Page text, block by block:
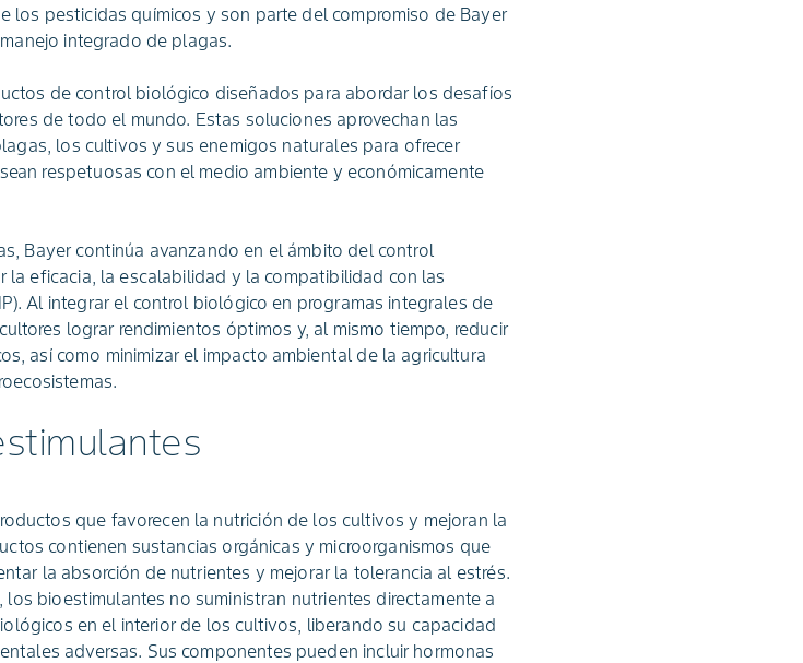
los pesticidas químicos y son parte del compromiso de Bayer
integrado de plagas.
de control biológico diseñados para abordar los desafíos
de todo el mundo. Estas soluciones aprovechan las
los cultivos y sus enemigos naturales para ofrecer
respetuosas con el medio ambiente y económicamente
Bayer continúa avanzando en el ámbito del control
eficacia, la escalabilidad y la compatibilidad con las
Al integrar el control biológico en programas integrales de
lograr rendimientos óptimos y, al mismo tiempo, reducir
así como minimizar el impacto ambiental de la agricultura
que favorecen la nutrición de los cultivos y mejoran la
contienen sustancias orgánicas y microorganismos que
la absorción de nutrientes y mejorar la tolerancia al estrés.
bioestimulantes no suministran nutrientes directamente a
en el interior de los cultivos, liberando su capacidad
adversas. Sus componentes pueden incluir hormonas